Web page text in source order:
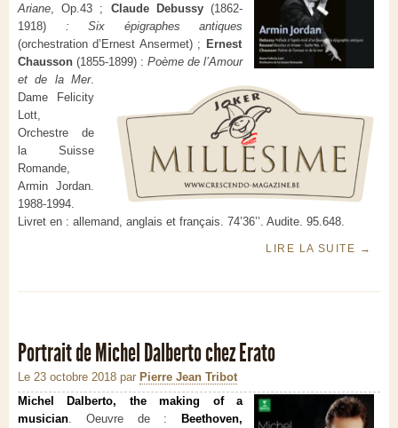
Ariane , Op.43 ; Claude Debussy(1862-
1918) : Six épigraphes antiques
(orchestration d’Ernest Ansermet) ; Ernest
Chausson (1855-1899) : Poème de l’Amour
et de la Mer.
Dame Felicity
Lott,
Orchestre de
la Suisse
Romande,
Armin Jordan.
1988-1994.
Livret en : allemand, anglais et français. 74’36’’. Audite. 95.648.
LIRE LA SUITE →
Portrait de Michel Dalberto chez Erato
Le 23 octobre 2018 par Pierre Jean Tribot
Michel
Dalberto, themaking of a
musician
Oeuvrede :
Beethoven,